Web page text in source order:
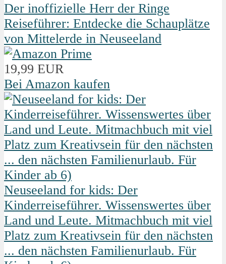
Der inoffizielle Herr der Ringe
Reiseführer: Entdecke die Schauplätze
von Mittelerde in Neuseeland
19,99 EUR
Bei Amazon kaufen
Neuseeland for kids: Der
Kinderreiseführer. Wissenswertes über
Land und Leute. Mitmachbuch mit viel
Platz zum Kreativsein für den nächsten
... den nächsten Familienurlaub. Für